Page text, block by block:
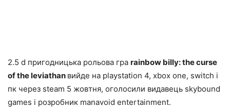
2.5 d пригодницька рольова гра rainbow billy: the curse
of the leviathan вийде на playstation 4, xbox one, switch і
пк через steam 5 жовтня, оголосили видавець skybound
games і розробник manavoid entertainment.